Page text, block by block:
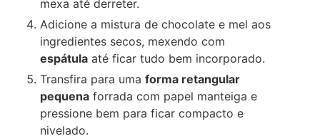
mexa até derreter.
Adicione a mistura de chocolate e mel aos
ingredientes secos, mexendo com
espátula até ficar tudo bem incorporado.
Transfira para umaforma retangular
pequena forrada com papel manteiga e
pressione bem para ficar compacto e
nivelado.